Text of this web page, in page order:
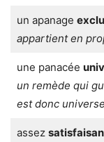
un apanage
appartient en
une panacée
un remède qui
est donc
assez